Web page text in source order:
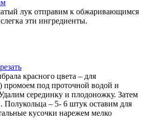
лук отправим к обжаривающимся
эти ингредиенты.
красного цвета – для
промоем под проточной водой и
серединку и плодоножку. Затем
Полукольца – 5- 6 штук оставим для
кусочки нарежем мелко